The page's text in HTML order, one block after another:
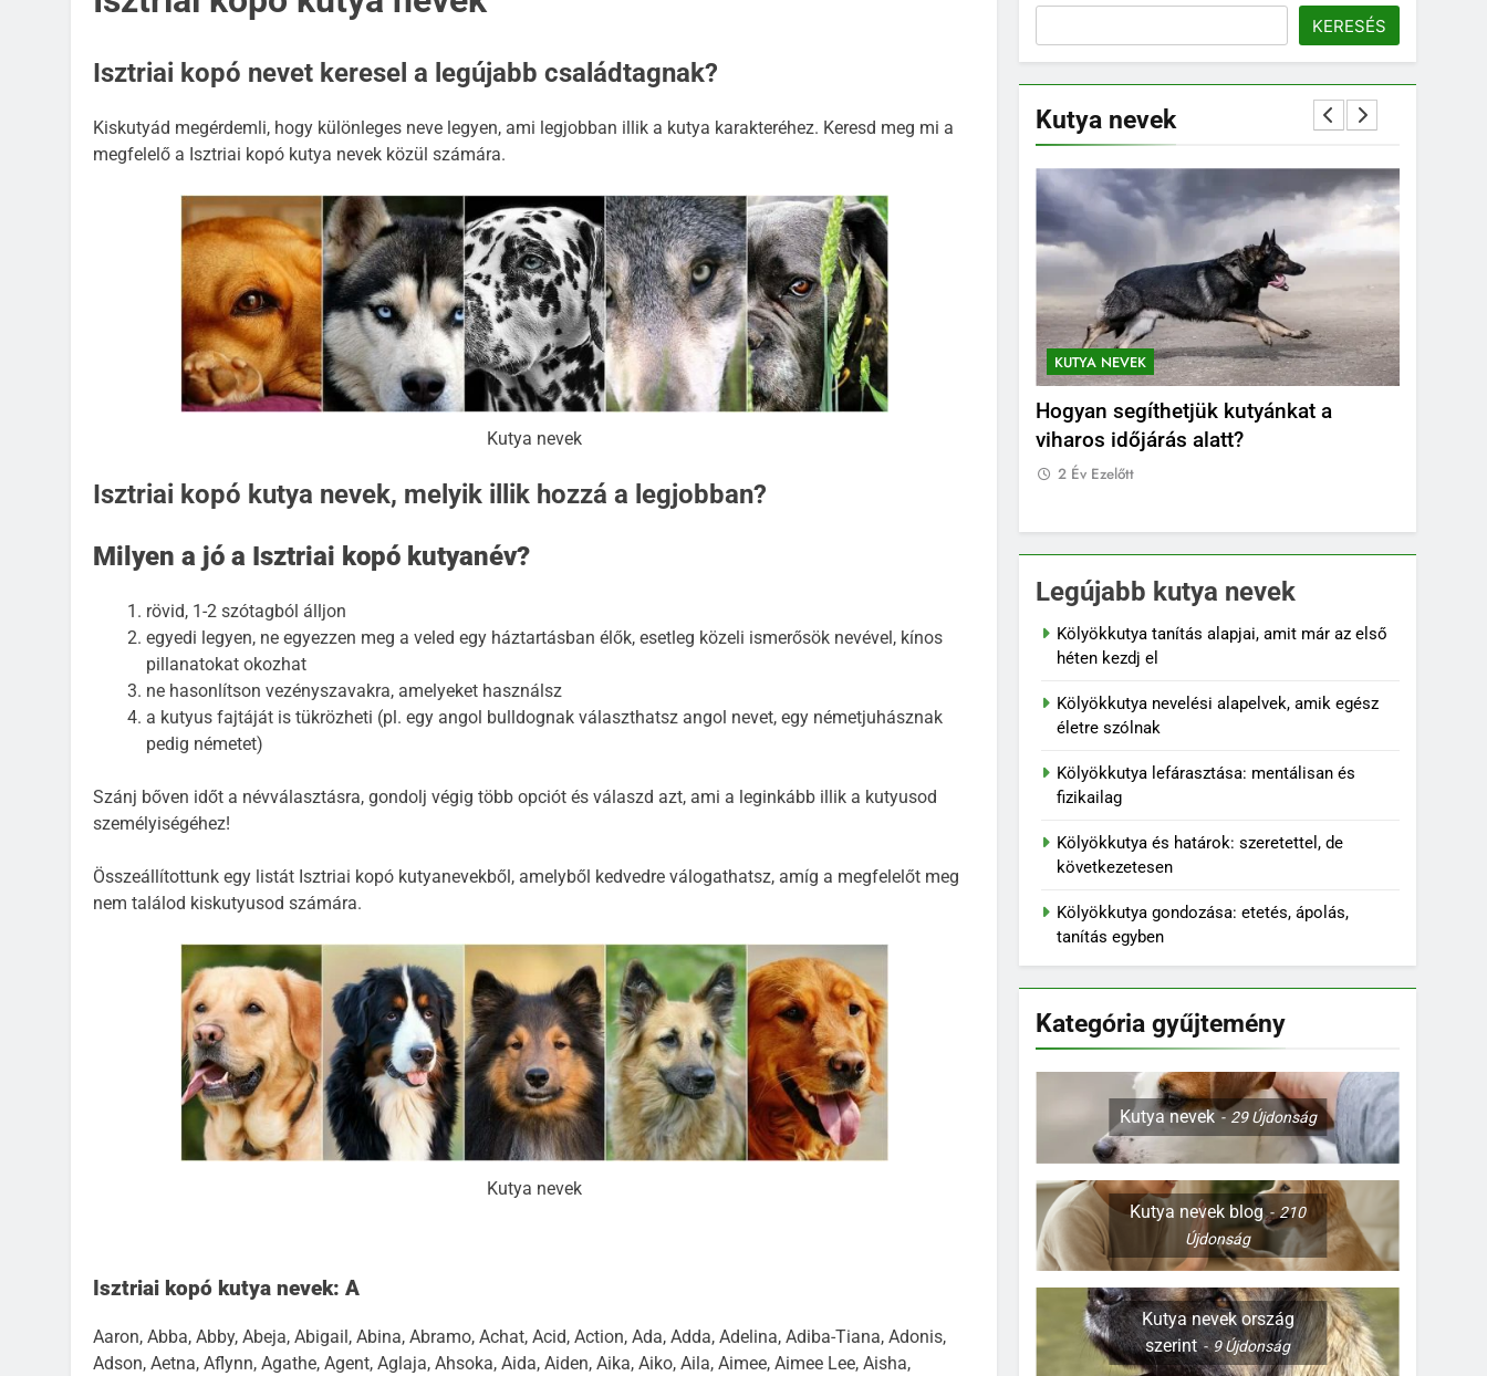
Isztriai kopó nevet keresel a legújabb családtagnak?
Kiskutyád megérdemli, hogy különleges neve legyen, ami legjobban illik a kutya karakteréhez. Keresd meg mi a
megfelelő a Isztriai kopó kutya nevek közül számára.
Kutya nevek
Isztriai kopó kutya nevek, melyik illik hozzá a legjobban?
Milyen a jó a Isztriai kopó kutyanév?
rövid, 1-2 szótagból álljon
egyedi legyen, ne egyezzen meg a veled egy háztartásban élők, esetleg közeli ismerősök nevével, kínos
pillanatokat okozhat
ne hasonlítson vezényszavakra, amelyeket használsz
a kutyus fajtáját is tükrözheti (pl. egy angol bulldognak választhatsz angol nevet, egy németjuhásznak
pedig németet)
Szánj bőven időt a névválasztásra, gondolj végig több opciót és válaszd azt, ami a leginkább illik a kutyusod
személyiségéhez!
Összeállítottunk egy listát Isztriai kopó kutyanevekből, amelyből kedvedre válogathatsz, amíg a megfelelőt meg
nem találod kiskutyusod számára.
Kutya nevek
Isztriai kopó kutya nevek: A
Aaron, Abba, Abby, Abeja, Abigail, Abina, Abramo, Achat, Acid, Action, Ada, Adda, Adelina, Adiba-Tiana, Adonis,
Adson, Aetna, Aflynn, Agathe, Agent, Aglaja, Ahsoka, Aida, Aiden, Aika, Aiko, Aila, Aimee, Aimee Lee, Aisha,
KERESÉS
Kutya nevek
KUTYA NEVEK KUTYA NEVEK ORSZÁG SZERINT
Spanyol kutya nevek
KUTYA NEVEK
A kutyák és a szokások: Hogyan
építsünk fel egy napi rutint
2 Év Ezelőtt
Hogyan segíthetjük kutyánkat a
viharos időjárás alatt?
KUTYA NEVEK
Orosz kutya nevek
Legújabb kutya nevek
Kölyökkutya tanítás alapjai, amit már az első
héten kezdj el
Kölyökkutya nevelési alapelvek, amik egész
életre szólnak
Kölyökkutya lefárasztása: mentálisan és
fizikailag
Kölyökkutya és határok: szeretettel, de
következetesen
Kölyökkutya gondozása: etetés, ápolás,
tanítás egyben
Kategória gyűjtemény
Kutya nevek 29Újdonság
Kutya nevek blog
210
Újdonság
Kutya nevek ország
szerint
9Újdonság